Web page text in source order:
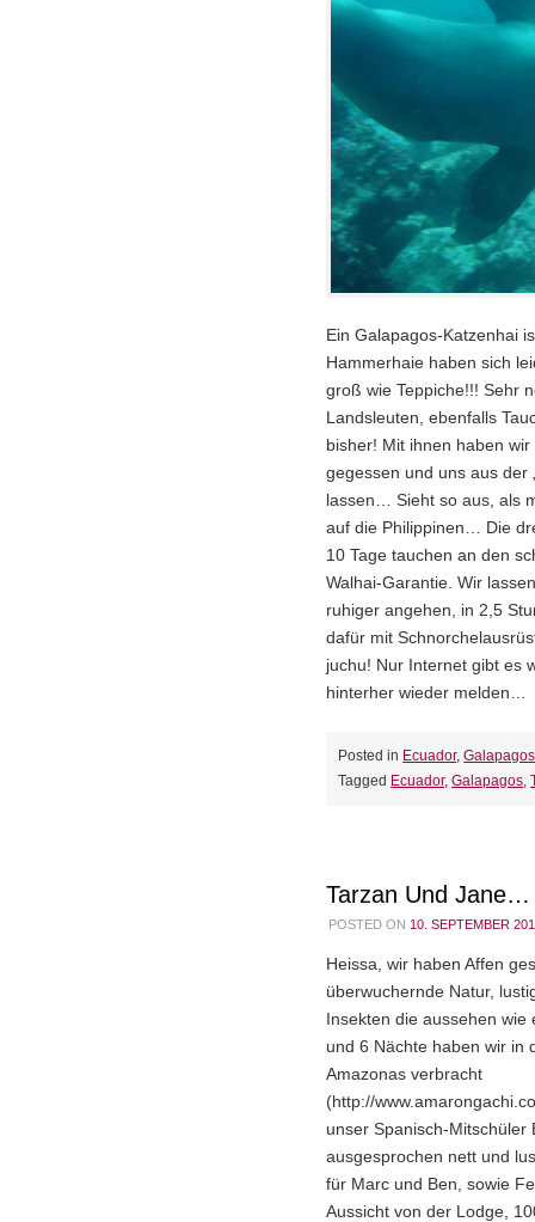
Ein Galapagos-Katzenhai
Hammerhaie haben sich
groß wie Teppiche!!! Sehr
Landsleuten, ebenfalls
bisher! Mit ihnen haben
gegessen und uns aus der
lassen… Sieht so aus, als
auf die Philippinen… Die
10 Tage tauchen an den
Walhai-Garantie. Wir
ruhiger angehen, in 2,5
dafür mit
juchu! Nur Internet gibt es
hinterher wieder melden…
Posted in Ecuador,Galapagos
Tagged Ecuador,Galapagos,
Tarzan Und Jane…
POSTED ON 10. SEPTEMBER
Heissa, wir haben Affen
überwuchernde Natur,
Insekten die aussehen
und 6 Nächte haben wir in
Amazonas verbracht
(http://
unser Spanisch-Mitschüler
ausgesprochen nett und
für Marc und Ben, sowie
Aussicht von der Lodge,